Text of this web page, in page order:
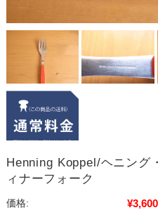
Henning Koppel/ヘニン
ィナーフォーク
価格: ¥3,600